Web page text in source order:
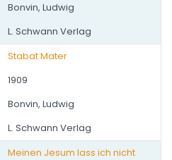
Bonvin, Ludwig
L. Schwann Verlag
Stabat Mater
1909
Bonvin, Ludwig
L. Schwann Verlag
Meinen Jesum lass ich nicht